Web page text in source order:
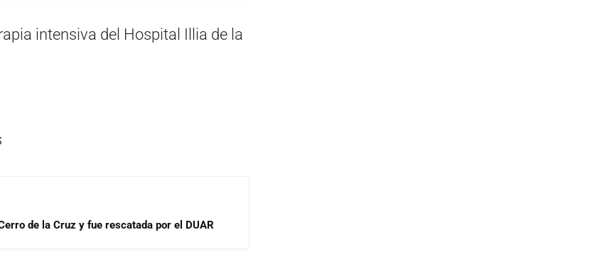
intensiva del Hospital Illia de la
de la Cruz y fue rescatada por el DUAR